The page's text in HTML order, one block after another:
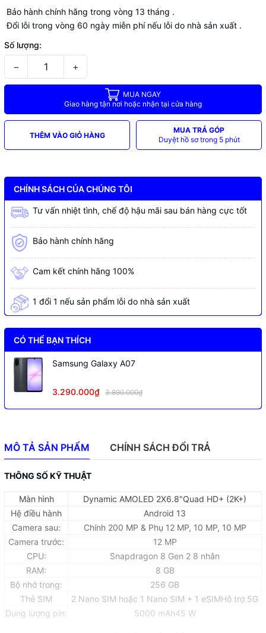
Bảo hành chính hãng trong vòng 13 tháng .
Đổi lỗi trong vòng 60 ngày miễn phí nếu lỗi do nhà sản xuất .
Số lượng:
− +
MUA NGAY
Giao hàng tận nơi hoặc nhận tại cửa hàng
THÊM VÀO GIỎ HÀNG
MUA TRẢ GÓP
Duyệt hồ sơ trong 5 phút
CHÍNH SÁCH CỦA CHÚNG TÔI
Tư vấn nhiệt tình, chế độ hậu mãi sau bán hàng cực tốt
Bảo hành chính hãng
Cam kết chính hãng 100%
1 đổi 1 nếu sản phẩm lỗi do nhà sản xuất
CÓ THỂ BẠN THÍCH
Samsung Galaxy A07
3.290.000₫ 3.890.000₫
MÔ TẢ SẢN PHẨM CHÍNH SÁCH ĐỔI TRẢ
THÔNG SỐ KỸ THUẬT
Màn hình
Dynamic AMOLED 2X6.8"Quad HD+ (2K+)
Hệ điều hành
Android 13
Camera sau:
Chính 200 MP & Phụ 12 MP, 10 MP, 10 MP
Camera trước:
12 MP
CPU:
Snapdragon 8 Gen 2 8 nhân
RAM:
8 GB
Bộ nhớ trong:
256 GB
Thẻ SIM
2 Nano SIM hoặc 1 Nano SIM + 1 eSIMHỗ trợ 5G
Dung lượng pin:
5000 mAh45 W